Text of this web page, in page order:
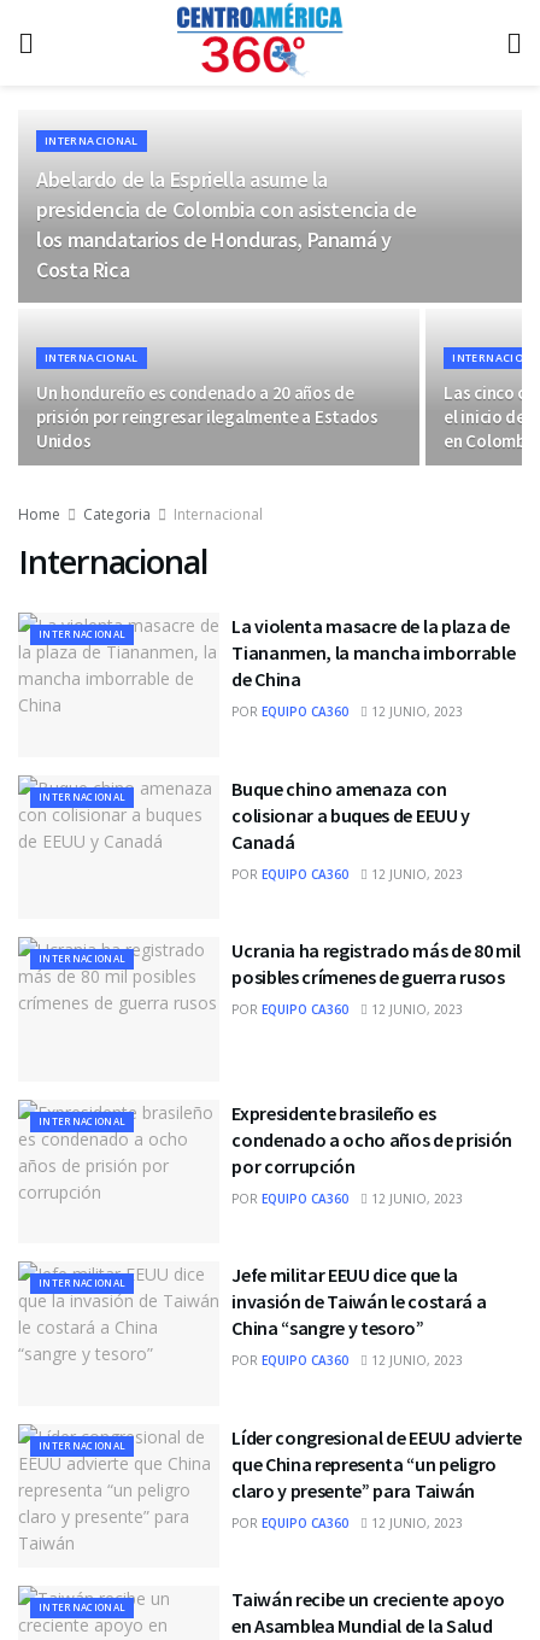
INTERNACIONAL
Abelardo de la Espriella asume la
presidencia de Colombia con asistencia de
los mandatarios de Honduras, Panamá y
Costa Rica
INTERNACIONAL
Un hondureño es condenado a 20 años de
prisión por reingresar ilegalmente a Estados
Unidos
Las cinco
el inicio del
en Colombia
Home Categoria Internacional
Internacional
INTERNACIONAL
La violenta masacre de la plaza de
Tiananmen, la mancha imborrable
de China
POR EQUIPO CA360 12 JUNIO, 2023
INTERNACIONAL
Buque chino amenaza con
colisionar a buques de EEUU y
Canadá
POR EQUIPO CA360 12 JUNIO, 2023
INTERNACIONAL
Ucrania ha registrado más de 80 mil
posibles crímenes de guerra rusos
POR EQUIPO CA360 12 JUNIO, 2023
INTERNACIONAL
Expresidente brasileño es
condenado a ocho años de prisión
por corrupción
POR EQUIPO CA360 12 JUNIO, 2023
INTERNACIONAL
Jefe militar EEUU dice que la
invasión de Taiwán le costará a
China “sangre y tesoro”
POR EQUIPO CA360 12 JUNIO, 2023
INTERNACIONAL
Líder congresional de EEUU advierte
que China representa “un peligro
claro y presente” para Taiwán
POR EQUIPO CA360 12 JUNIO, 2023
INTERNACIONAL
Taiwán recibe un creciente apoyo
en Asamblea Mundial de la Salud